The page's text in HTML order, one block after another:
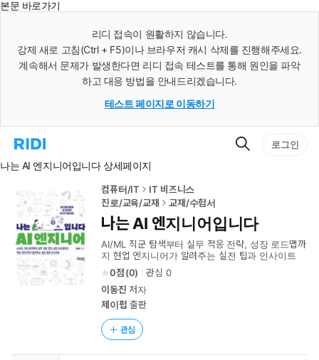
본문 바로가기
리디 접속이 원활하지 않습니다.
강제 새로 고침(Ctrl + F5)이나 브라우저 캐시 삭제를 진행해주세요.
계속해서 문제가 발생한다면 리디 접속 테스트를 통해 원인을 파악
하고 대응 방법을 안내드리겠습니다.
테스트 페이지로 이동하기
리
홈
동
검
로그인
나는 AI 엔지니어입니다 상세페이지
컴퓨터/IT
IT 비즈니스
진로/교육/교재
교재/수험서
나는 AI 엔지니어입니다
AI/ML 직군 탐색부터 실무 적응 전략, 성장 로드맵까
지 현업 엔지니어가 알려주는 실전 팁과 인사이트
0
(0) 관심 0
이동진 저자
제이펍 출판
관심